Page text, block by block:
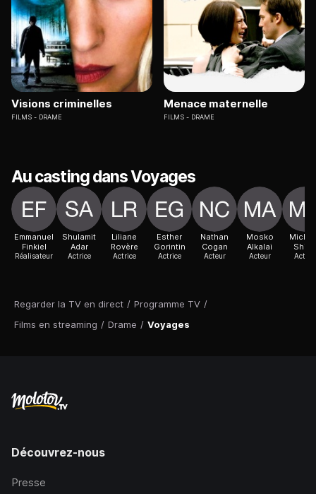
Regarder la TV en direct / Programme TV /
Films en streaming / Drame / Voyages
Visions criminelles
FILMS DRAME
Menace maternelle
FILMS DRAME
Au casting dans Voyages
Emmanuel
Finkiel
Réalisateur
Shulamit
Adar
Actrice
Liliane
Rovère
Actrice
Esther
Gorintin
Actrice
Nathan
Cogan
Acteur
Mosko
Alkalai
Acteur
Shillo
Acteur
Découvrez-nous
Presse